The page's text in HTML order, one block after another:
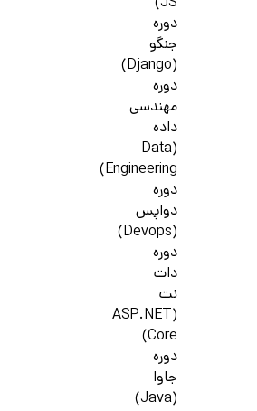
دوره
جنگو
(Django)
دوره
مهندسی
داده
(Data
Engineering)
دوره
دواپس
(Devops)
دوره
دات
نت
(ASP.NET
Core)
دوره
جاوا
(Java)